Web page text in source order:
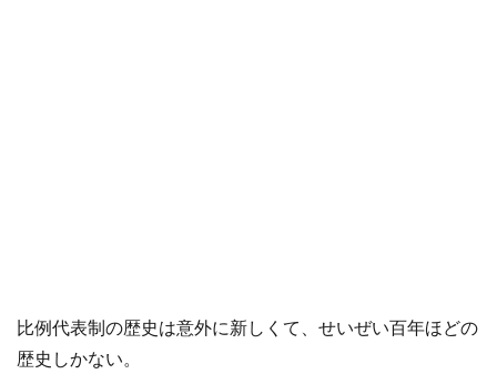
比例代表制の歴史は意外に新しくて、せいぜい百年ほどの
歴史しかない。